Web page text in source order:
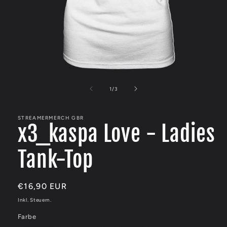
1/von
3
STREAMERMERCH GBR
x3_kaspa Love - Ladies
Tank-Top
Normaler
Preis
€16,90 EUR
Inkl. Steuern.
Farbe